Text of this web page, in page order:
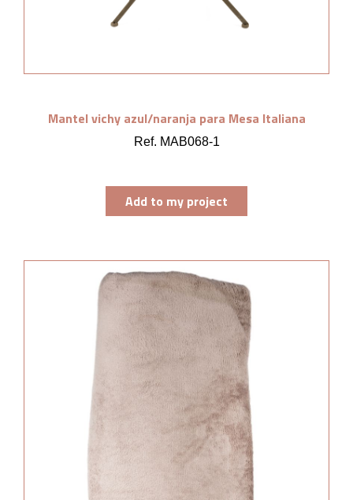
Mantel vichy azul/naranja para Mesa Italiana
Ref. MAB068-1
Add to my project